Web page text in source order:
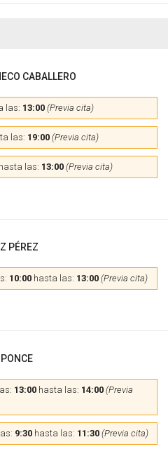
CABALLERO
las: 13:00 (Previa cita)
las: 19:00 (Previa cita)
hasta las: 13:00 (Previa cita)
PÉREZ
10:00 hasta las: 13:00 (Previa cita)
13:00 hasta las: 14:00 (Previa
9:30 hasta las: 11:30 (Previa cita)